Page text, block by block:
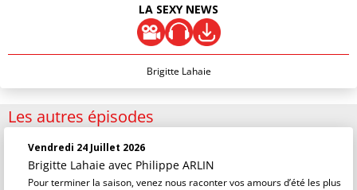
LA SEXY NEWS
Brigitte Lahaie
Les autres épisodes
Vendredi 24 Juillet 2026
Brigitte Lahaie avec Philippe ARLIN
Pour terminer la saison, venez nous raconter vos amours d’été les plus